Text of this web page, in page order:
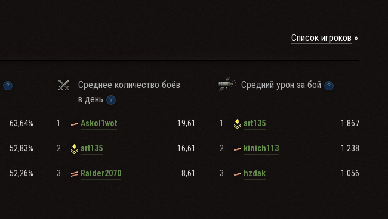
Список игроков
Среднее количество боёв
в день
Средний урон за бой
63,64%
52,83%
52,26%
1. Askol1wot 19,61
2. art135 16,61
3. Raider2070 8,61
1. art135 1 867
2. kinich113 1 238
3. hzdak 1 056